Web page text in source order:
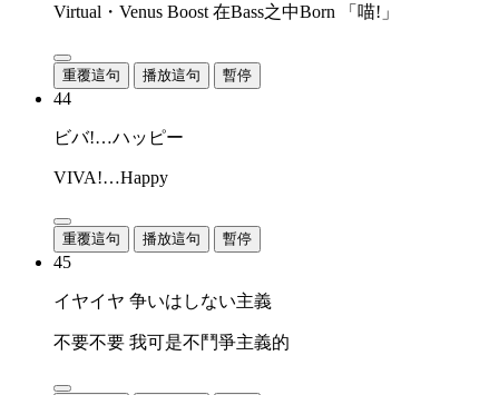
Virtual・Venus Boost 在Bass之中Born 「喵!」
重覆這句 播放這句 暫停
44
ビバ!…ハッピー
VIVA!…Happy
重覆這句 播放這句 暫停
45
イヤイヤ 争いはしない主義
不要不要 我可是不鬥爭主義的